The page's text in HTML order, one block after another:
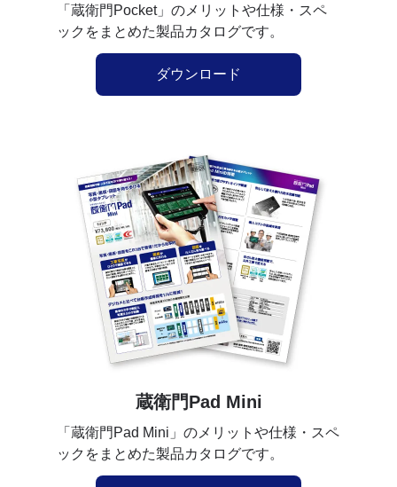
「蔵衛門Pocket」のメリットや仕様・スペ
ックをまとめた製品カタログです。
ダウンロード
蔵衛門Pad Mini
「蔵衛門Pad Mini」のメリットや仕様・スペ
ックをまとめた製品カタログです。